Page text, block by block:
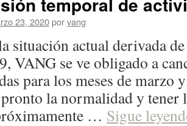
23, 2020porvang
situación actual derivada
VANG se ve obligado a
para los meses de marzo
la normalidad y tener
… Sigue